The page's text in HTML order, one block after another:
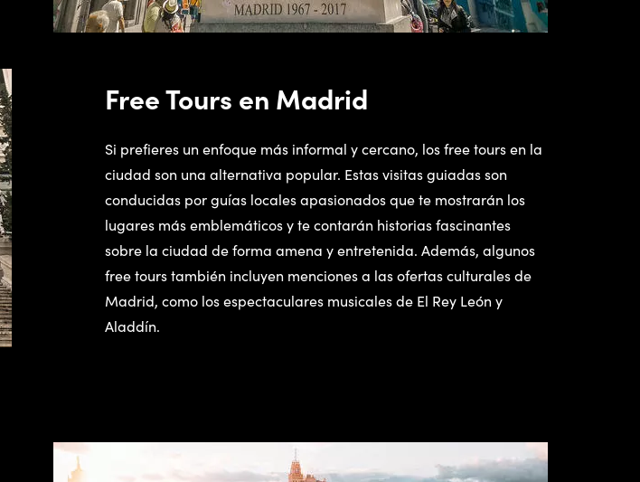
Free Tours en Madrid
Si prefieres un enfoque más informal y cercano, los free tours en la
ciudad son una alternativa popular. Estas visitas guiadas son
conducidas por guías locales apasionados que te mostrarán los
lugares más emblemáticos y te contarán historias fascinantes
sobre la ciudad de forma amena y entretenida. Además, algunos
free tours también incluyen menciones a las ofertas culturales de
Madrid, como los espectaculares musicales de El Rey León y
Aladdín.